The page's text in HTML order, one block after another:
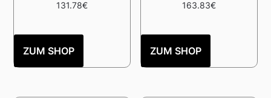
131.78€
ZUM SHOP
163.83€
ZUM SHOP